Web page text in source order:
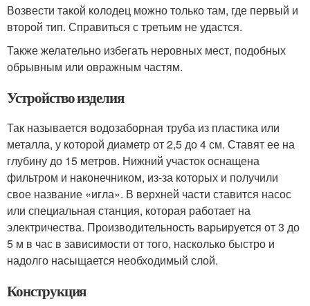
Возвести такой колодец можно только там, где первый и
второй тип. Справиться с третьим не удастся.
Также желательно избегать неровных мест, подобных
обрывным или овражным частям.
Устройство изделия
Так называется водозаборная труба из пластика или
металла, у которой диаметр от 2,5 до 4 см. Ставят ее на
глубину до 15 метров. Нижний участок оснащена
фильтром и наконечником, из-за которых и получили
свое название «игла». В верхней части ставится насос
или специальная станция, которая работает на
электричества. Производительность варьируется от 3 до
5 м в час в зависимости от того, насколько быстро и
надолго насыщается необходимый слой.
Конструкция